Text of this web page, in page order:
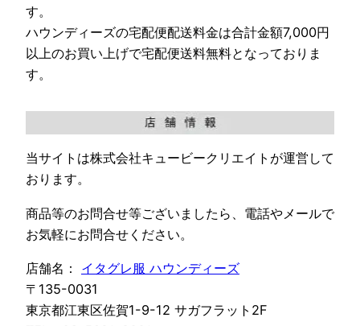
す。
ハウンディーズの宅配便配送料金は合計金額7,000円
以上のお買い上げで宅配便送料無料となっておりま
す。
当サイトは株式会社キュービークリエイトが運営して
おります。
商品等のお問合せ等ございましたら、電話やメールで
お気軽にお問合せください。
店舗名： イタグレ服 ハウンディーズ
〒135-0031
東京都江東区佐賀1-9-12 サガフラット2F